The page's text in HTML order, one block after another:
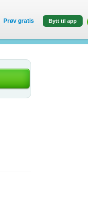
Prøv gratis Bytt til app